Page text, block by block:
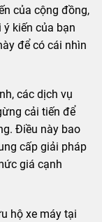
của cộng đồng,
kiến của bạn
để có cái nhìn
các dịch vụ
cải tiến để
Điều này bao
cấp giải pháp
giá cạnh
hộ xe máy tại